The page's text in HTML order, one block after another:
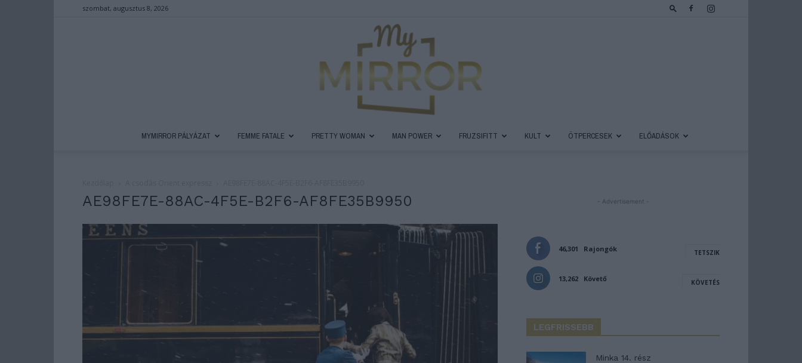
szombat, augusztus 8, 2026
Magazin
MYMIRROR PÁLYÁZAT FEMME FATALE PRETTY WOMAN MAN POWER FRUZSIFITT KULT ÖTPERCESEK ELŐADÁSOK
AE98FE7E-88AC-4F5E-B2F6-AF8FE35B9950 - Advertisement -
46,301 Rajongók TETSZIK
13,262 Követő KÖVETÉS
LEGFRISSEBB
Minka 14. rész